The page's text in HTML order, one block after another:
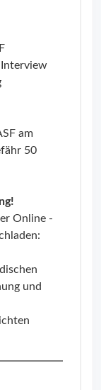
Interview
am
50
Online -
und